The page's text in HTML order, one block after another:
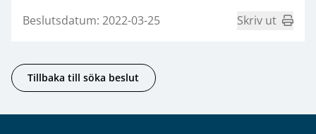
Beslutsdatum: 2022-03-25 Skriv ut
Tillbaka till söka beslut